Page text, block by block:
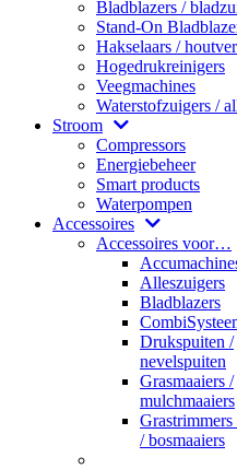
Bladblazers /
Stand-On
Hakselaars /
Hogedrukreinigers
Veegmachines
Waterstofzuigers /
Stroom
Compressors
Energiebeheer
Smart products
Waterpompen
Accessoires
Accessoires voor…
Alleszuigers
Bladblazers
Drukspuiten /
nevelspuiten
Grasmaaiers /
mulchmaaiers
Grastrimmers
/ bosmaaiers